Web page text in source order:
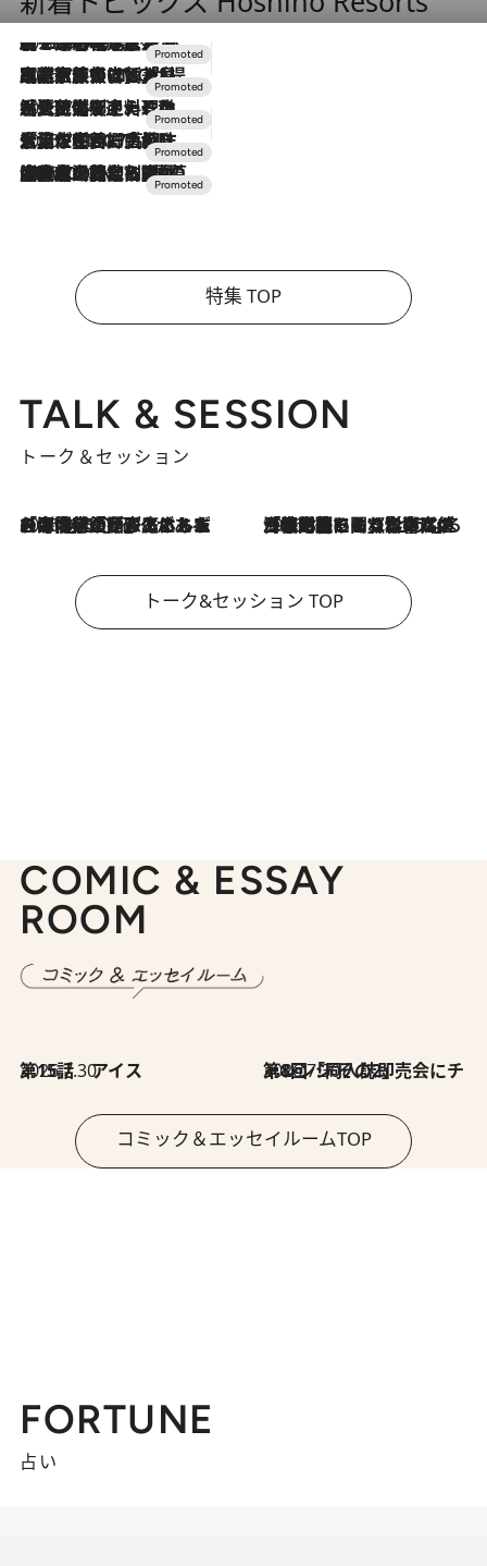
2026.8.7
【トンボの足水浴】ヒノキの香りに包まれて涼感マックス！約13℃の湧水かけ流しを避暑地「星野温泉 トンボの湯」で体験
2026.7.31
【ホテル帰省】という選択肢をOMOが提案。家族とほどよい距離を保つには「昼は実家、夜は気兼ねなくホテルで！」
2026.7.24
【夏限定ディナーコース】旬を迎える稚鮎や花ズッキーニなどをイタリア・トスカーナの郷土料理の手法で満喫！
2026.7.17
「土佐和ハーブかき氷」がOMO7高知に登場！生姜、山椒、大葉など目にも舌にも涼を呼ぶ郷土の味
2026.7.10
NEW OPEN！【界 草津】名湯の地に誕生。趣の異なる2種の温泉と上州ならではの会席・蕎麦割烹など美食を味わう究極の癒やし旅
特集 TOP
TALK & SESSION
トーク＆セッション
2026.8.3
「今後値上げがあるとすれば…」「リスクがあるのは今年の冬」エネルギー専門家が語る、ホルムズ海峡封鎖が家庭にもたらす“ある心配” 2026.8.3
「住宅建てられない…」「サーチャージ料の高値が続いている」ホルムズ海峡封鎖による影響はいつまで続く？《エネルギー専門家に聞く“どうなる日本の暮らし”》
トーク&セッション TOP
COMIC & ESSAY
ROOM
2026.7.30
第15話 アイス 2026.7.30
第8回「同人誌即売会にチャレンジ その2」
コミック＆エッセイルームTOP
FORTUNE
占い